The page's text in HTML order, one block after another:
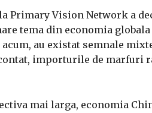
Primary Vision Network a
tema din economia
au existat semnale
importurile de marfuri
mai larga, economia